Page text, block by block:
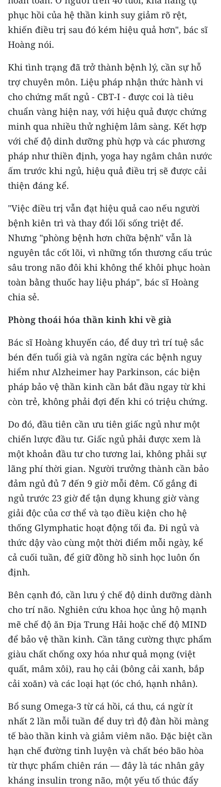
phục hồi của hệ thần kinh suy giảm rõ rệt,
khiến điều trị sau đó kém hiệu quả hơn", bác sĩ
Hoàng nói.
Khi tình trạng đã trở thành bệnh lý, cần sự hỗ
trợ chuyên môn. Liệu pháp nhận thức hành vi
cho chứng mất ngủ - CBT-I - được coi là tiêu
chuẩn vàng hiện nay, với hiệu quả được chứng
minh qua nhiều thử nghiệm lâm sàng. Kết hợp
với chế độ dinh dưỡng phù hợp và các phương
pháp như thiền định, yoga hay ngâm chân nước
ấm trước khi ngủ, hiệu quả điều trị sẽ được cải
thiện đáng kể.
"Việc điều trị vẫn đạt hiệu quả cao nếu người
bệnh kiên trì và thay đổi lối sống triệt để.
Nhưng "phòng bệnh hơn chữa bệnh" vẫn là
nguyên tắc cốt lõi, vì những tổn thương cấu trúc
sâu trong não đôi khi không thể khôi phục hoàn
toàn bằng thuốc hay liệu pháp", bác sĩ Hoàng
chia sẻ.
Phòng thoái hóa thần kinh khi về già
Bác sĩ Hoàng khuyến cáo, để duy trì trí tuệ sắc
bén đến tuổi già và ngăn ngừa các bệnh nguy
hiểm như Alzheimer hay Parkinson, các biện
pháp bảo vệ thần kinh cần bắt đầu ngay từ khi
còn trẻ, không phải đợi đến khi có triệu chứng.
Do đó, đầu tiên cần ưu tiên giấc ngủ như một
chiến lược đầu tư. Giấc ngủ phải được xem là
một khoản đầu tư cho tương lai, không phải sự
lãng phí thời gian. Người trưởng thành cần bảo
đảm ngủ đủ 7 đến 9 giờ mỗi đêm. Cố gắng đi
ngủ trước 23 giờ để tận dụng khung giờ vàng
giải độc của cơ thể và tạo điều kiện cho hệ
thống Glymphatic hoạt động tối đa. Đi ngủ và
thức dậy vào cùng một thời điểm mỗi ngày, kể
cả cuối tuần, để giữ đồng hồ sinh học luôn ổn
định.
Bên cạnh đó, cần lưu ý chế độ dinh dưỡng dành
cho trí não. Nghiên cứu khoa học ủng hộ mạnh
mẽ chế độ ăn Địa Trung Hải hoặc chế độ MIND
để bảo vệ thần kinh. Cần tăng cường thực phẩm
giàu chất chống oxy hóa như quả mọng (việt
quất, mâm xôi), rau họ cải (bông cải xanh, bắp
cải xoăn) và các loại hạt (óc chó, hạnh nhân).
Bổ sung Omega-3 từ cá hồi, cá thu, cá ngừ ít
nhất 2 lần mỗi tuần để duy trì độ đàn hồi màng
tế bào thần kinh và giảm viêm não. Đặc biệt cần
hạn chế đường tinh luyện và chất béo bão hòa
từ thực phẩm chiên rán — đây là tác nhân gây
kháng insulin trong não, một yếu tố thúc đẩy